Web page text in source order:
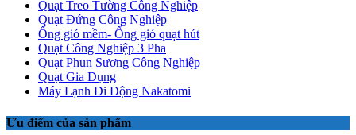
Quạt Treo Tường Công Nghiệp
Quạt Đứng Công Nghiệp
Ống gió mềm- Ống gió quạt hút
Quạt Công Nghiệp 3 Pha
Quạt Phun Sương Công Nghiệp
Quạt Gia Dụng
Máy Lạnh Di Động Nakatomi
Ưu điểm của sản phẩm